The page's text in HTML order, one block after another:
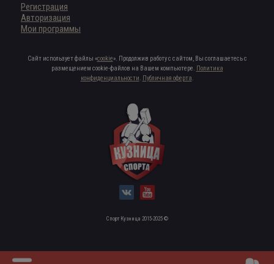
Регистрация
Авторизация
Мои программы
Сайт использует файлы «cookie». Продолжив работу с сайтом, Вы соглашаетесь с
размещением cookie-файлов на Вашем компьютере. Политика
конфиденциальности. Публичная оферта.
Спорт Кузница 2015-2025 ©